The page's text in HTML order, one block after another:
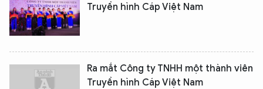
Truyền hình Cáp Việt Nam
Ra mắt Công ty TNHH một thành viên
Truyền hình Cáp Việt Nam